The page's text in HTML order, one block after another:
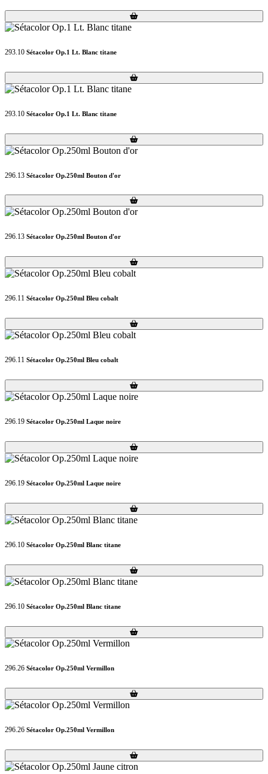
Loading...
Loading...
293.10 Sétacolor Op.1 Lt. Blanc titane
Loading...
Loading...
293.10 Sétacolor Op.1 Lt. Blanc titane
Loading...
Loading...
296.13 Sétacolor Op.250ml Bouton d'or
Loading...
Loading...
296.13 Sétacolor Op.250ml Bouton d'or
Loading...
Loading...
296.11 Sétacolor Op.250ml Bleu cobalt
Loading...
Loading...
296.11 Sétacolor Op.250ml Bleu cobalt
Loading...
Loading...
296.19 Sétacolor Op.250ml Laque noire
Loading...
Loading...
296.19 Sétacolor Op.250ml Laque noire
Loading...
Loading...
296.10 Sétacolor Op.250ml Blanc titane
Loading...
Loading...
296.10 Sétacolor Op.250ml Blanc titane
Loading...
Loading...
296.26 Sétacolor Op.250ml Vermillon
Loading...
Loading...
296.26 Sétacolor Op.250ml Vermillon
Loading...
Loading...